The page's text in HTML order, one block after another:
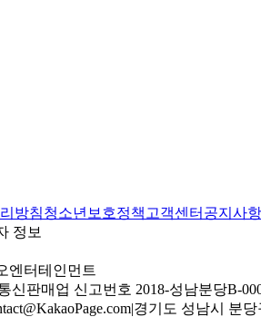
방침청소년보호정책 고객센터 공지사항
정보
엔터테인먼트
신판매업 신고번호 2018-성남분당B-
|경기도 성남시 분당